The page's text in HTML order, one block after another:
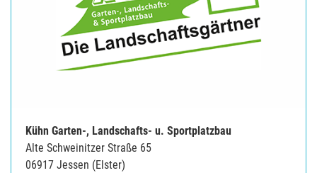
Kühn Garten-, Landschafts- u. Sportplatzbau
Alte Schweinitzer Straße 65
06917 Jessen (Elster)